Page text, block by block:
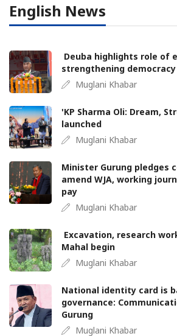
English News
Deuba highlights role of
strengthening democracy
Muglani Khabar
'KP Sharma Oli: Dream,
launched
Muglani Khabar
Minister Gurung pledges
amend WJA, working
pay
Muglani Khabar
Excavation, research
Mahal begin
Muglani Khabar
National identity card is
governance:
Gurung
Muglani Khabar